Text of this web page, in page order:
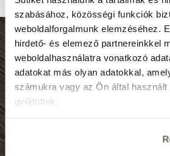
szabásához, közösségi funkciók
weboldalforgalmunk elemzéséhez.
hirdető- és elemező partnereinkkel
weboldalhasználatra vonatkozó
adatokat más olyan adatokkal,
számukra vagy az Ön által
gyűjtöttek.
8999 Zalalövő,
Tel.: (+36)